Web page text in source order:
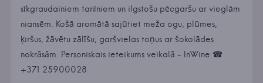
sīkgraudainiem tanīniem un ilgstošu pēcgaršu ar vieglām
niansēm. Košā aromātā sajūtiet meža ogu, plūmes,
ķiršus, žāvētu zālīšu, garšvielas toņus ar šokolādes
nokrāsām. Personiskais ieteikums veikalā - InWine ☎
+371 25900028